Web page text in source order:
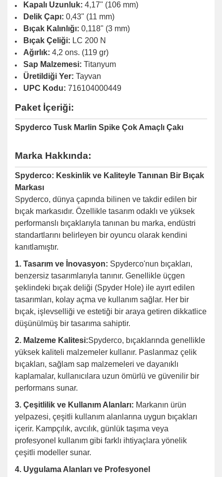
Kapalı Uzunluk: 4,17" (106 mm)
Delik Çapı: 0,43" (11 mm)
Bıçak Kalınlığı: 0,118" (3 mm)
Bıçak Çeliği: LC 200 N
Ağırlık: 4,2 ons. (119 gr)
Sap Malzemesi: Titanyum
Üretildiği Yer: Tayvan
UPC Kodu: 716104000449
Paket İçeriği:
Spyderco Tusk Marlin Spike Çok Amaçlı Çakı
Marka Hakkında:
Spyderco: Keskinlik ve Kaliteyle Tanınan Bir Bıçak
Markası
Spyderco, dünya çapında bilinen ve takdir edilen bir
bıçak markasıdır. Özellikle tasarım odaklı ve yüksek
performanslı bıçaklarıyla tanınan bu marka, endüstri
standartlarını belirleyen bir oyuncu olarak kendini
kanıtlamıştır.
1. Tasarım ve İnovasyon: Spyderco'nun bıçakları,
benzersiz tasarımlarıyla tanınır. Genellikle üçgen
şeklindeki bıçak deliği (Spyder Hole) ile ayırt edilen
tasarımları, kolay açma ve kullanım sağlar. Her bir
bıçak, işlevselliği ve estetiği bir araya getiren dikkatlice
düşünülmüş bir tasarıma sahiptir.
2. Malzeme Kalitesi:Spyderco, bıçaklarında genellikle
yüksek kaliteli malzemeler kullanır. Paslanmaz çelik
bıçakları, sağlam sap malzemeleri ve dayanıklı
kaplamalar, kullanıcılara uzun ömürlü ve güvenilir bir
performans sunar.
3. Çeşitlilik ve Kullanım Alanları: Markanın ürün
yelpazesi, çeşitli kullanım alanlarına uygun bıçakları
içerir. Kampçılık, avcılık, günlük taşıma veya
profesyonel kullanım gibi farklı ihtiyaçlara yönelik
çeşitli modeller sunar.
4. Uygulama Alanları ve Profesyonel